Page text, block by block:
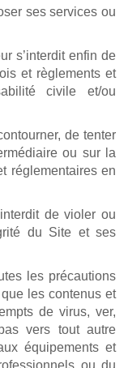
ses services ou
s’interdit enfin de
et règlements et
civile et/ou
de tenter
ou sur la
réglementaires en
de violer ou
du Site et ses
les précautions
les contenus et
de virus, ver,
vers tout autre
équipements et
ou du